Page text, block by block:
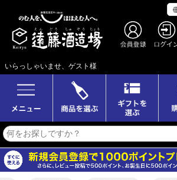
いらっしゃいませ、ゲスト様